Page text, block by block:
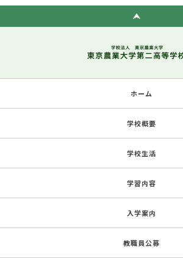
ホーム
学校概要
学校生活
学習内容
入学案内
教職員公募